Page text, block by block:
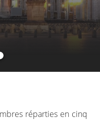
réparties en cinq